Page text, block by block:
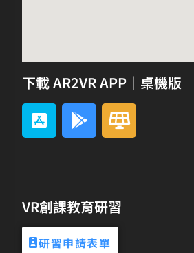
下載 AR2VR APP｜桌機版
VR創課教育研習
研習申請表單